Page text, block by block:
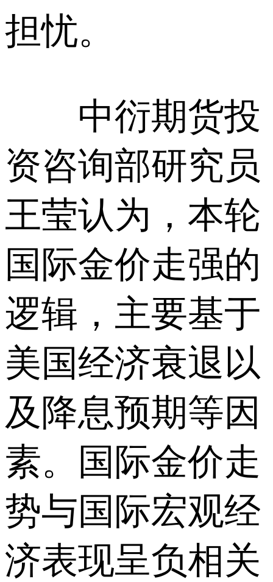
担忧。
中衍期货投
资咨询部研究员
王莹认为，本轮
国际金价走强的
逻辑，主要基于
美国经济衰退以
及降息预期等因
素。国际金价走
势与国际宏观经
济表现呈负相关